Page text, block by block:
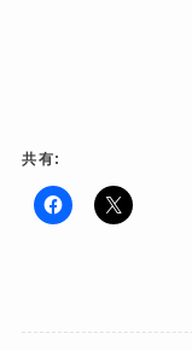
共有:
F
k
ク
で